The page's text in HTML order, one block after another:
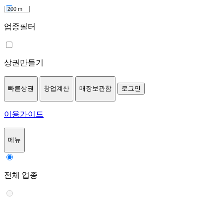
200 m
업종필터
상권만들기
빠른상권 창업계산 매장보관함 로그인
이용가이드
메뉴
전체 업종